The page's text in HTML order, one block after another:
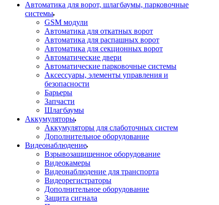
Автоматика для ворот, шлагбаумы, парковочные
системы
GSM модули
Автоматика для откатных ворот
Автоматика для распашных ворот
Автоматика для секционных ворот
Автоматические двери
Автоматические парковочные системы
Аксессуары, элементы управления и
безопасности
Барьеры
Запчасти
Шлагбаумы
Аккумуляторы
Аккумуляторы для слаботочных систем
Дополнительное оборудование
Видеонаблюдение
Взрывозащищенное оборудование
Видеокамеры
Видеонаблюдение для транспорта
Видеорегистраторы
Дополнительное оборудование
Защита сигнала